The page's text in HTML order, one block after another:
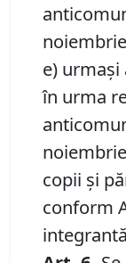
e) urmaşi
în urma
copii şi
conform